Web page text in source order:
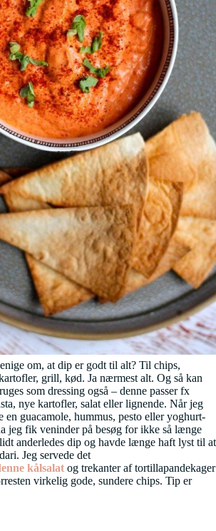
om, at dip er godt til alt? Til chips,
grill, kød. Ja nærmest alt. Og så kan
som dressing også – denne passer fx
nye kartofler, salat eller lignende. Når jeg
en guacamole, hummus, pesto eller yoghurt-
jeg fik veninder på besøg for ikke så længe
anderledes dip og havde længe haft lyst til at
Jeg servede det
kålsalat og trekanter af tortillapandekager
virkelig gode, sundere chips. Tip er